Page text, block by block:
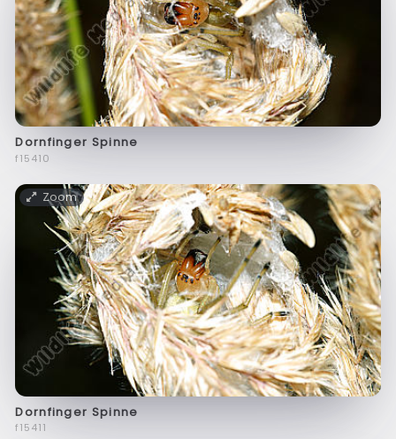
Dornfinger Spinne
f15410
Zoom
Dornfinger Spinne
f15411